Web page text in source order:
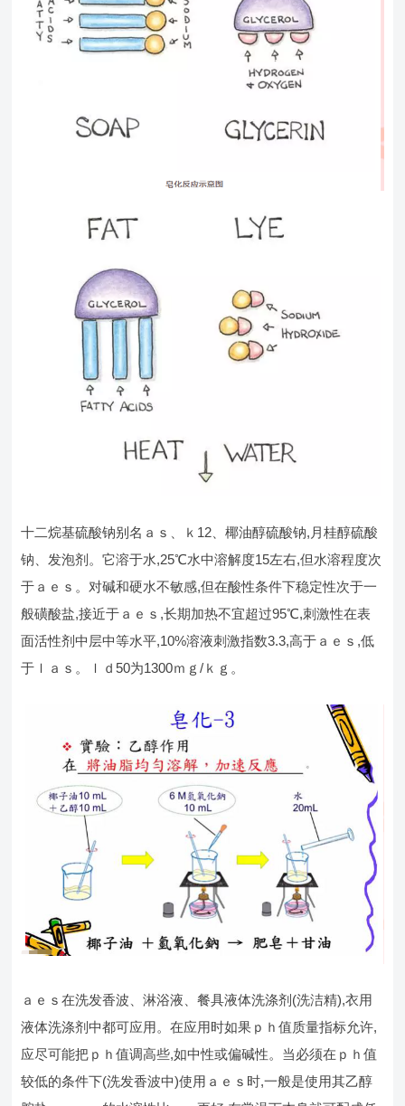
十二烷基硫酸钠别名ａｓ、ｋ12、椰油醇硫酸钠,月桂醇硫酸
钠、发泡剂。它溶于水,25℃水中溶解度15左右,但水溶程度次
于ａｅｓ。对碱和硬水不敏感,但在酸性条件下稳定性次于一
般磺酸盐,接近于ａｅｓ,长期加热不宜超过95℃,刺激性在表
面活性剂中层中等水平,10%溶液刺激指数3.3,高于ａｅｓ,低
于ｌａｓ。ｌｄ50为1300ｍｇ/ｋｇ。
ａｅｓ在洗发香波、淋浴液、餐具液体洗涤剂(洗洁精),衣用
液体洗涤剂中都可应用。在应用时如果ｐｈ值质量指标允许,
应尽可能把ｐｈ值调高些,如中性或偏碱性。当必须在ｐｈ值
较低的条件下(洗发香波中)使用ａｅｓ时,一般是使用其乙醇